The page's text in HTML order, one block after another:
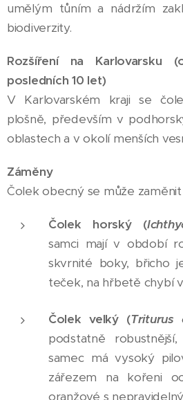
umělým tůním a nádržím
biodiverzity.
Rozšíření na Karlovarsku
posledních 10 let)
V Karlovarském kraji se
plošně, především v
oblastech a v okolí menších
Záměny
Čolek obecný se může
Čolek horský (
samci mají v období
skvrnité boky, břicho
teček, na hřbetě chybí
Čolek velký (Triturus
podstatně
samec má vysoký
zářezem na kořeni
oranžové s